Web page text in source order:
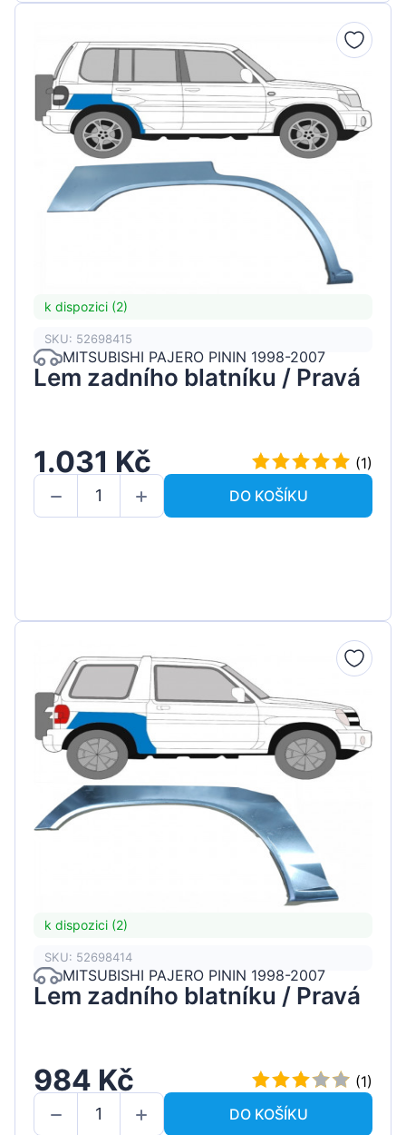
k dispozici (2)
SKU: 52698415
MITSUBISHI PAJERO PININ 1998-2007
Lem zadního blatníku / Pravá
1.031 Kč
(1)
DO KOŠÍKU
k dispozici (2)
SKU: 52698414
MITSUBISHI PAJERO PININ 1998-2007
Lem zadního blatníku / Pravá
984 Kč
(1)
DO KOŠÍKU